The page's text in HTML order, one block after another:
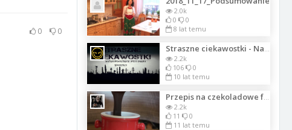
0 0
2.0k
0
0
8 lat temu
Straszne ciekawostki - Najdziwniejsze przypadki śmierci [Lektor PL]
2.2k
106
0
10 lat temu
2.2k
11
0
11 lat temu